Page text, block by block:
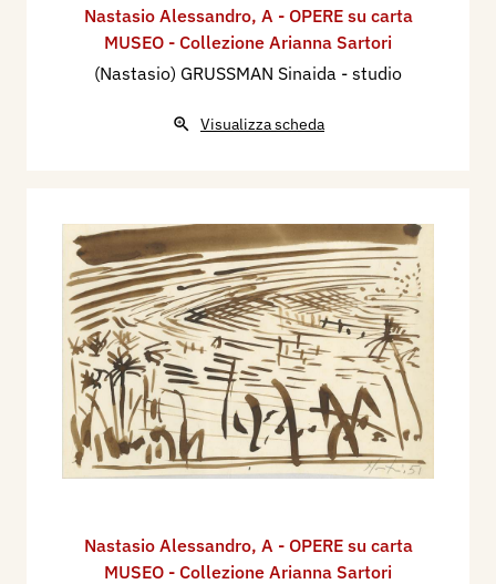
Nastasio Alessandro, A - OPERE su carta
MUSEO - Collezione Arianna Sartori
(Nastasio) GRUSSMAN Sinaida - studio
Visualizza scheda
Nastasio Alessandro, A - OPERE su carta
MUSEO - Collezione Arianna Sartori